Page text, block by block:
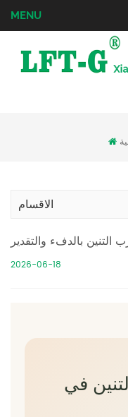
MENU
الاقسام
التنين بالدفء والتقدير
2026-06-18
في